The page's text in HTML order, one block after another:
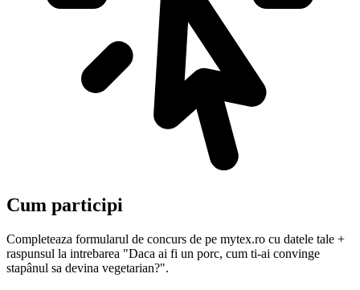
Cum participi
Completeaza formularul de concurs de pe mytex.ro cu datele tale +
raspunsul la intrebarea "Daca ai fi un porc, cum ti-ai convinge
stapânul sa devina vegetarian?".